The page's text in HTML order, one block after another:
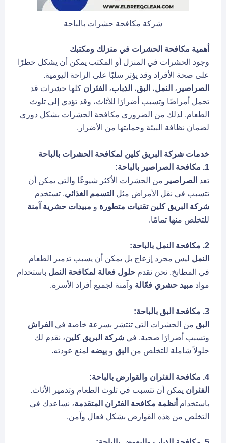
شركة مكافحة حشرات بالباحة
أهمية مكافحة الحشرات في منزلك ومكتبك
وجود الحشرات في المنزل أو المكتب يمكن أن يشكل خطرًا
على صحة الأفراد وقد يؤثر سلبًا على الراحة اليومية.
الصراصير ، النمل، البق، الذباب، الفئران كلها حشرات قد
تحمل أمراضًا وتسبب أضرارًا للأثاث، وقد تؤدي إلى تلوث
الطعام. لذلك من الضروري مكافحة الحشرات بشكل دوري
لضمان نظافة البيئة وحمايتها من الأضرار.
خدمات شركة البريق كلين لمكافحة الحشرات بالباحة
1. مكافحة الصراصير بالباحة:
تعد الصراصير من الحشرات الأكثر شيوعًا والتي يمكن أن
تتسبب في نقل الأمراض مثل التسمم الغذائي. تستخدم
شركة البريق كلين تقنيات متطورة و مبيدات حشرية آمنة
للتخلص منها تمامًا.
2. مكافحة النمل بالباحة:
النمل ليس مجرد إزعاج بل يمكن أن يسبب تدمير الطعام
في المطابخ. نحن نقدم حلول فعالة لمكافحة النمل باستخدام
مواد مبيد حشري فعّالة وآمنة لجميع أفراد الأسرة.
3. مكافحة البق بالباحة:
البق من الحشرات التي تنتشر بسرعة خاصة في الفراش
وتسبب أضرارًا صحية. في شركة البريق كلين، نقدم لك
حلولاً شاملة للتخلص من البق و بيضه لمنع عودته.
4. مكافحة الفئران والقوارض بالباحة:
الفئران يمكن أن تتسبب في تلوث الطعام وتدمير الأثاث.
باستخدام أنظمة مكافحة الفئران المتقدمة، نساعدك في
التخلص من هذه القوارض بشكل فعال وآمن.